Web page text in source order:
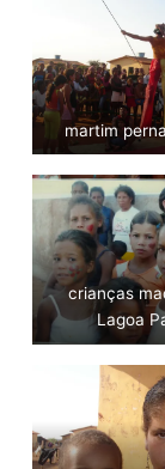
martim
crianças
Lagoa